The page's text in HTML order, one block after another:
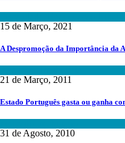
15 de Março, 2021
A Despromoção da Importância da
21 de Março, 2011
Estado Português gasta ou ganha
31 de Agosto, 2010